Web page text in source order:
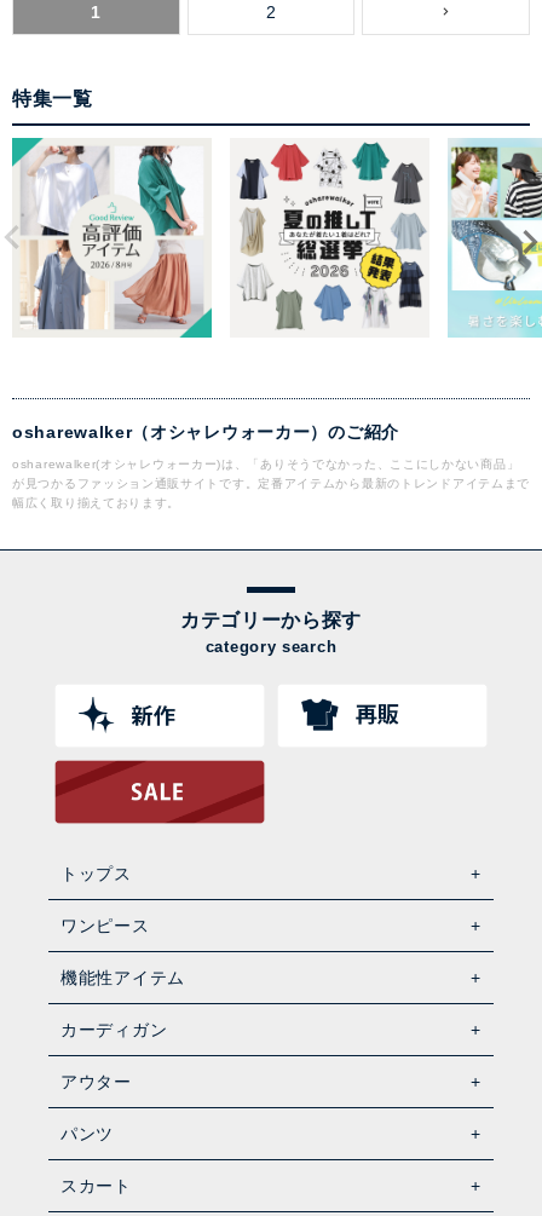
1 2
特集一覧
osharewalker（オシャレウォーカー）のご紹介
osharewalker(オシャレウォーカー)は、「ありそうでなかった、ここにしかない商品」
が見つかるファッション通販サイトです。定番アイテムから最新のトレンドアイテムまで
幅広く取り揃えております。
カテゴリーから探す
category search
トップス
ワンピース
機能性アイテム
カーディガン
アウター
パンツ
スカート